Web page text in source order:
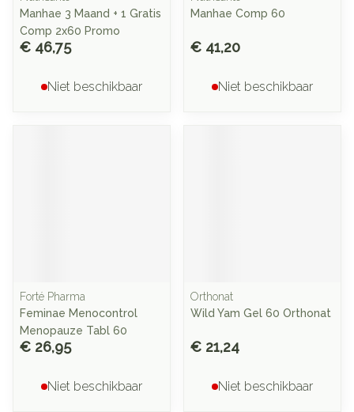
Manhae 3 Maand + 1 Gratis
Comp 2x60 Promo
€ 46,75
Niet beschikbaar
Manhae Comp 60
€ 41,20
Niet beschikbaar
Forté Pharma
Feminae Menocontrol
Menopauze Tabl 60
€ 26,95
Niet beschikbaar
Orthonat
Wild Yam Gel 60 Orthonat
€ 21,24
Niet beschikbaar